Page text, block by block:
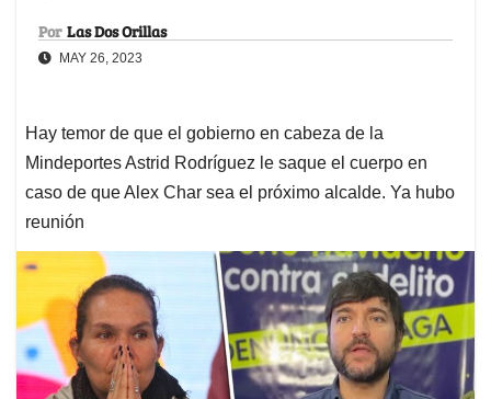
Por Las Dos Orillas
MAY 26, 2023
Hay temor de que el gobierno en cabeza de la
Mindeportes Astrid Rodríguez le saque el cuerpo en
caso de que Alex Char sea el próximo alcalde. Ya hubo
reunión